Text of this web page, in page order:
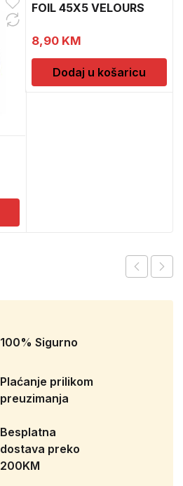
FOIL 45X5 VELOURS
8,90 KM
Dodaj u košaricu
100% Sigurno
Plaćanje prilikom
preuzimanja
Besplatna
dostava preko
200KM